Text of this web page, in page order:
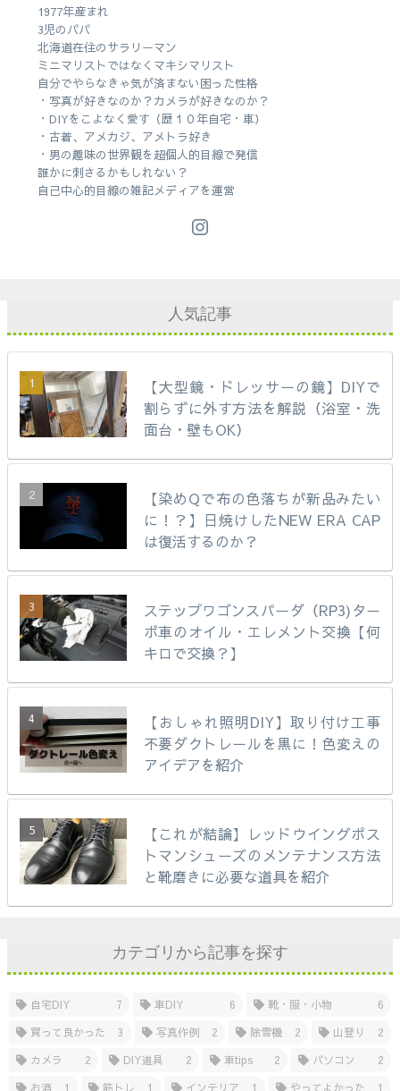
1977年産まれ
3児のパパ
北海道在住のサラリーマン
ミニマリストではなくマキシマリスト
自分でやらなきゃ気が済まない困った性格
・写真が好きなのか？カメラが好きなのか？
・DIYをこよなく愛す（歴１０年自宅・車）
・古着、アメカジ、アメトラ好き
・男の趣味の世界観を超個人的目線で発信
誰かに刺さるかもしれない？
自己中心的目線の雑記メディアを運営
人気記事
【大型鏡・ドレッサーの鏡】DIYで
割らずに外す方法を解説（浴室・洗
面台・壁もOK）
【染めQで布の色落ちが新品みたい
に！？】日焼けしたNEW ERA CAP
は復活するのか？
ステップワゴンスパーダ（RP3)ター
ボ車のオイル・エレメント交換【何
キロで交換？】
【おしゃれ照明DIY】取り付け工事
不要ダクトレールを黒に！色変えの
アイデアを紹介
【これが結論】レッドウイングポス
トマンシューズのメンテナンス方法
と靴磨きに必要な道具を紹介
カテゴリから記事を探す
自宅DIY 7 車DIY 6 靴・服・小物
6
買って良かった
3 写真作例 2 除雪機 2 山登り
2
カメラ
2 DIY道具 2 車tips 2 パソコン
2
お酒
1 筋トレ 1 インテリア 1 やってよかった 1